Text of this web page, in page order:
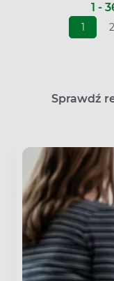
1 -
1 2
Sprawdź